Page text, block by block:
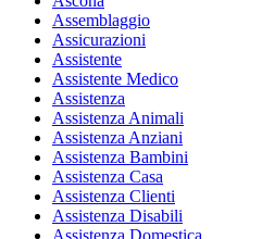
Assemblaggio
Assicurazioni
Assistente
Assistente Medico
Assistenza
Assistenza Animali
Assistenza Anziani
Assistenza Bambini
Assistenza Casa
Assistenza Clienti
Assistenza Disabili